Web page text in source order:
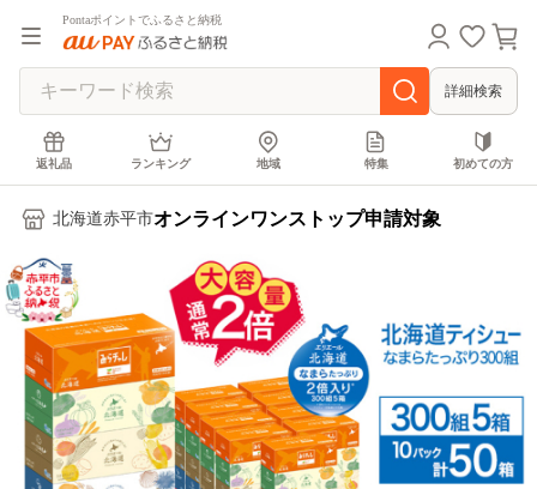
Pontaポイントでふるさと納税
詳細検索
返礼品 ランキング 地域 特集 初めての方
北海道赤平市オンラインワンストップ申請対象